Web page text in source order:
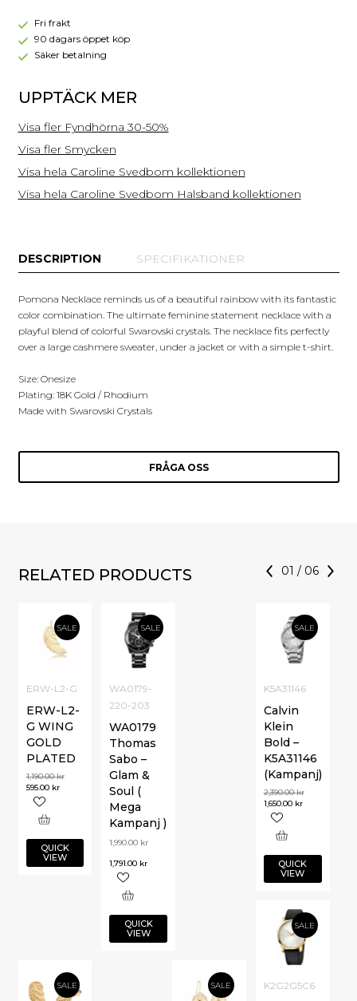
Combo-
Guld
Fri frakt
90 dagars öppet köp
Säker betalning
UPPTÄCK MER
Visa fler Fyndhörna 30-50%
Visa fler Smycken
Visa hela Caroline Svedbom kollektionen
Visa hela Caroline Svedbom Halsband kollektionen
DESCRIPTION SPECIFIKATIONER
Pomona Necklace reminds us of a beautiful rainbow with its fantastic
color combination. The ultimate feminine statement necklace with a
playful blend of colorful Swarovski crystals. The necklace fits perfectly
over a large cashmere sweater, under a jacket or with a simple t-shirt.
Size: Onesize
Plating: 18K Gold / Rhodium
Made with Swarovski Crystals
FRÅGA OSS
RELATED PRODUCTS 01 / 06
SALE
ERW-L2-G
ERW-L2-
G WING
GOLD
PLATED
1,190.00kr
595.00 kr
QUICK
VIEW
SALE
K5A31146
Calvin
Klein
Bold –
K5A31146
(Kampanj)
2,390.00kr
1,650.00 kr
QUICK
VIEW
SALE
WA0179-
220-203
WA0179
Thomas
Sabo –
Glam &
Soul (
Mega
Kampanj )
1,990.00 kr
1,791.00 kr
QUICK
VIEW
SALE
K2G2G5C6
SALE SALE